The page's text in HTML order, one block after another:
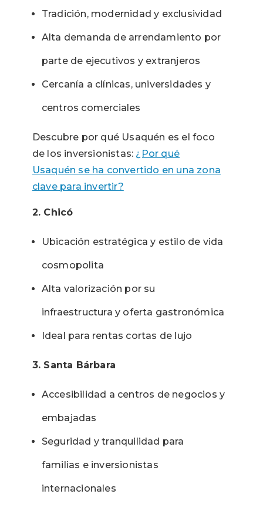
Tradición, modernidad y exclusividad
Alta demanda de arrendamiento por
parte de ejecutivos y extranjeros
Cercanía a clínicas, universidades y
centros comerciales
Descubre por qué Usaquén es el foco
de los inversionistas: ¿Por qué
Usaquén se ha convertido en una zona
clave para invertir?
2. Chicó
Ubicación estratégica y estilo de vida
cosmopolita
Alta valorización por su
infraestructura y oferta gastronómica
Ideal para rentas cortas de lujo
3. Santa Bárbara
Accesibilidad a centros de negocios y
embajadas
Seguridad y tranquilidad para
familias e inversionistas
internacionales